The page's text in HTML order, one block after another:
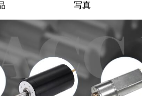
平歯車モーター
コアレスブラシレスモーター
遊星歯車モーター
写真